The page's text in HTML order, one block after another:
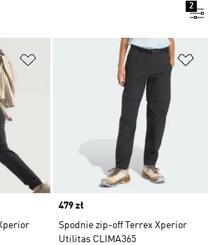
2
Dodaj do listy życzeń
Price
479 zł
Spodnie zip-off Terrex Xperior
Utilitas CLIMA365